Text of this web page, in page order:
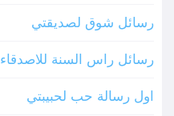
رسائل شوق لصديقتي
رسائل راس السنة للاصدقاء
اول رسالة حب لحبيبتي